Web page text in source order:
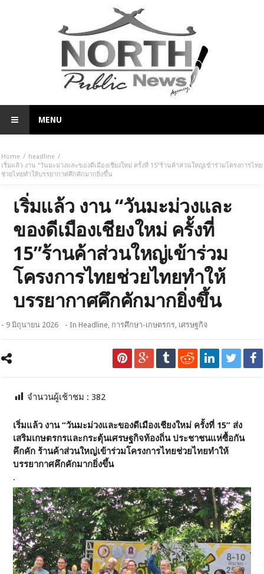
MENU
Home
headline
เริ่มแล้ว งาน “วันมะม่วงและของดีเมืองเชียงใหม่ ครั้งที่ 15”ร้านค้าส่วนใหญ่เข้าร่วมโครงการไทย
ช่วยไทยทำให้บรรยากาศคึกคักมากยิ่งขึ้น
เริ่มแล้ว งาน “วันมะม่วงและ
ของดีเมืองเชียงใหม่ ครั้งที่
15”ร้านค้าส่วนใหญ่เข้าร่วม
โครงการไทยช่วยไทยทำให้
บรรยากาศคึกคักมากยิ่งขึ้น
- 9 มิถุนายน 2026 - InHeadline, การศึกษา-เกษตรกร, เศรษฐกิจ
จำนวนผู้เช้าชม :382
เริ่มแล้ว งาน “วันมะม่วงและของดีเมืองเชียงใหม่ ครั้งที่ 15” ส่ง
เสริมเกษตรกรและกระตุ้นเศรษฐกิจท้องถิ่น ประชาชนแห่ซื้อกัน
คึกคัก ร้านค้าส่วนใหญ่เข้าร่วมโครงการไทยช่วยไทยทำให้
บรรยากาศคึกคักมากยิ่งขึ้น
.